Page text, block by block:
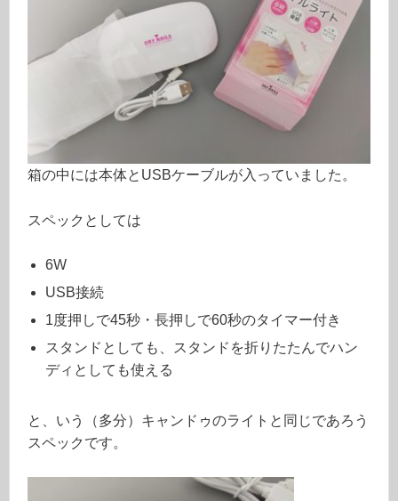
箱の中には本体とUSBケーブルが入っていました。
スペックとしては
6W
USB接続
1度押しで45秒・長押しで60秒のタイマー付き
スタンドとしても、スタンドを折りたたんでハン
ディとしても使える
と、いう（多分）キャンドゥのライトと同じであろう
スペックです。